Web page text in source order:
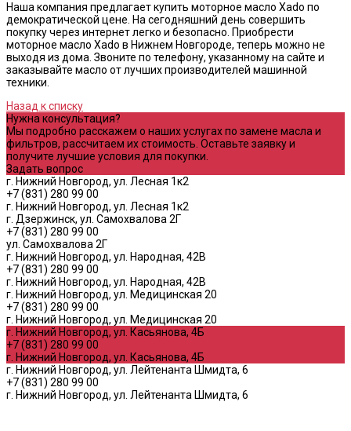
Наша компания предлагает купить моторное масло Xado по
демократической цене. На сегодняшний день совершить
покупку через интернет легко и безопасно. Приобрести
моторное масло Xado в Нижнем Новгороде, теперь можно не
выходя из дома. Звоните по телефону, указанному на сайте и
заказывайте масло от лучших производителей машинной
техники.
Назад к списку
Нужна консультация?
Мы подробно расскажем о наших услугах по замене масла и
фильтров, рассчитаем их стоимость. Оставьте заявку и
получите лучшие условия для покупки.
Задать вопрос
г. Нижний Новгород, ул. Лесная 1к2
+7 (831) 280 99 00
г. Нижний Новгород, ул. Лесная 1к2
г. Дзержинск, ул. Самохвалова 2Г
+7 (831) 280 99 00
ул. Самохвалова 2Г
г. Нижний Новгород, ул. Народная, 42В
+7 (831) 280 99 00
г. Нижний Новгород, ул. Народная, 42В
г. Нижний Новгород, ул. Медицинская 20
+7 (831) 280 99 00
г. Нижний Новгород, ул. Медицинская 20
г. Нижний Новгород, ул. Касьянова, 4Б
+7 (831) 280 99 00
г. Нижний Новгород, ул. Касьянова, 4Б
г. Нижний Новгород, ул. Лейтенанта Шмидта, 6
+7 (831) 280 99 00
г. Нижний Новгород, ул. Лейтенанта Шмидта, 6